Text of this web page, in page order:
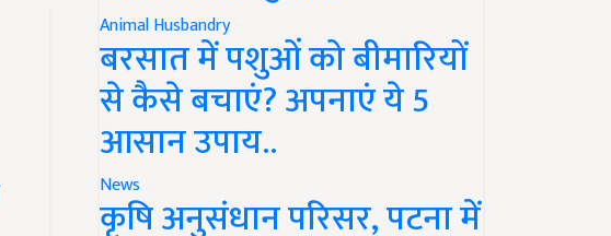
Animal Husbandry
बरसात में पशुओं को बीमारियों
से कैसे बचाएं? अपनाएं ये 5
आसान उपाय..
News
कृषि अनुसंधान परिसर, पटना में